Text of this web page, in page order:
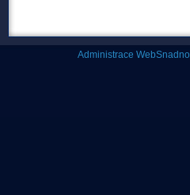
Administrace WebSnadno